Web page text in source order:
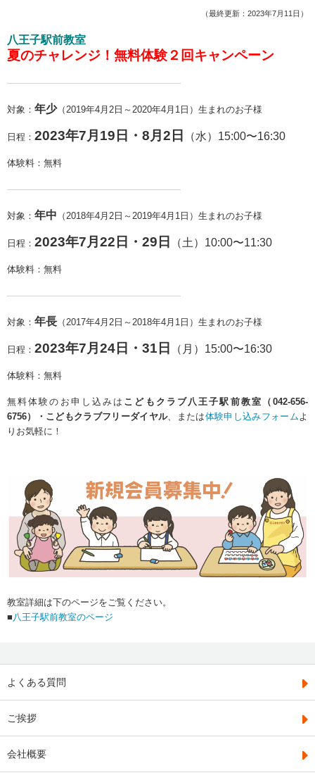
（最終更新：2023年7月11日）
八王子駅前教室
夏のチャレンジ！無料体験２回キャンペーン
———————————————————
対象： 年少（2019年4月2日～2020年4月1日）生まれのお子様
日程： 2023年7月19日・8月2日 （水）15:00〜16:30
体験料：無料
———————————————————
対象： 年中 （2018年4月2日～2019年4月1日）生まれのお子様
日程： 2023年7月22日・29日 （土）10:00〜11:30
体験料：無料
———————————————————
対象： 年長 （2017年4月2日～2018年4月1日）生まれのお子様
日程： 2023年7月24日・31日 （月）15:00〜16:30
体験料：無料
無料体験のお申し込みは こどもクラブ八王子駅前教室（042-656-
6756）・こどもクラブフリーダイヤル、または体験申し込みフォームよ
りお気軽に！
教室詳細は下のページをご覧ください。
■八王子駅前教室のページ
よくある質問
ご挨拶
会社概要